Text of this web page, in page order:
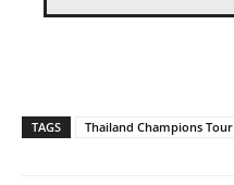
TAGS Thailand Champions Tour